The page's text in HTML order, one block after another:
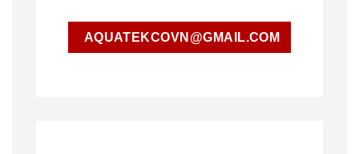
AQUATEKCOVN@GMAIL.COM